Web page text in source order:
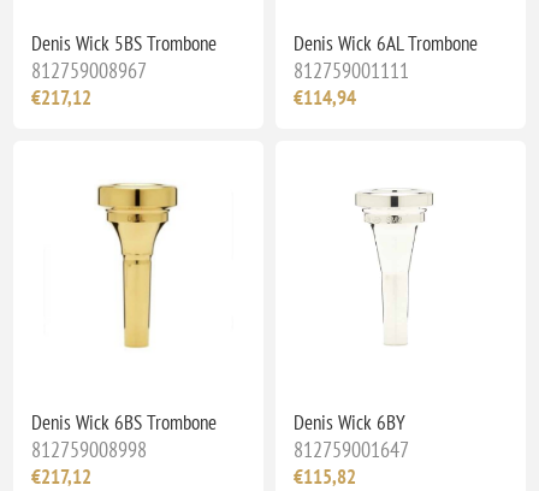
Denis Wick 5BS Trombone
812759008967
€217,12
Denis Wick 6AL Trombone
812759001111
€114,94
Denis Wick 6BS Trombone
812759008998
€217,12
Denis Wick 6BY
812759001647
€115,82